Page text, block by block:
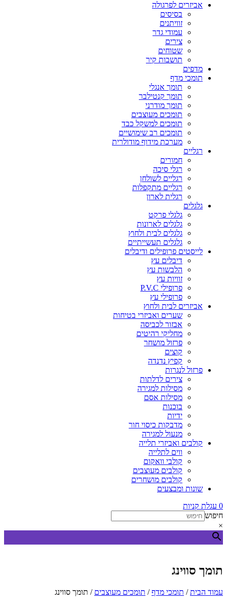
אביזרים לפרגולה
בסיסים
זוויתנים
עמודי גדר
צירים
שטוחים
תושבות קיר
מדפים
תומכי מדף
תומך אנגלי
תומך קנטילבר
תומך מודרני
תומכים מעוצבים
תומכים למשקל כבד
תומכים רב שימושיים
מערכת מידוף מודולרית
רגליים
חמורים
רגלי סיכה
רגליים לשולחן
רגליים מתקפלות
רגלית לארון
גלגלים
גלגלי פרקט
גלגלים לארונות
גלגלים לבית ולחוץ
גלגלים תעשייתיים
לייסטים פרופילים ודיבלים
דיבלים עץ
הלבשות עץ
זוויות עץ
פרופילי P.V.C
פרופילי עץ
אביזרים לבית ולחוץ
שערים ואביזרי בטיחות
אבזור לכביסה
מחליקי רהיטים
פרזול מושחר
קוצים
קפיץ נדנדה
פרזול לנגרות
צירים לדלתות
מסילות למגירה
מסילות אסם
בוכנות
ידיות
מדבקות כיסוי חור
מנעול למגירה
קולבים ואביזרי תלייה
ווים לתלייה
קולבי וואקום
קולבים מעוצבים
קולבים מושחרים
שונות ומבצעים
0 עגלת קניות
חיפוש
×
תומך סווינג
עמוד הבית/ תומכי מדף/ תומכים מעוצבים / תומך סווינג